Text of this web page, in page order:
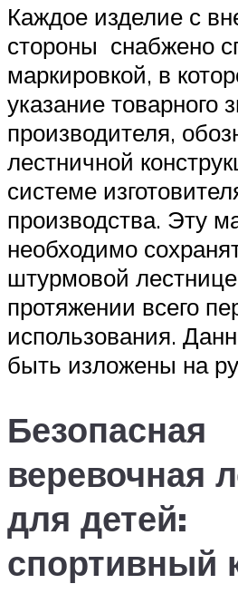
Каждое изделие с
стороны снабжено
маркировкой, в
указание товарного
производителя,
лестничной
системе
производства. Эту
необходимо
штурмовой
протяжении всего
использования.
быть изложены на
Безопасная
веревочная
для детей:
спортивный